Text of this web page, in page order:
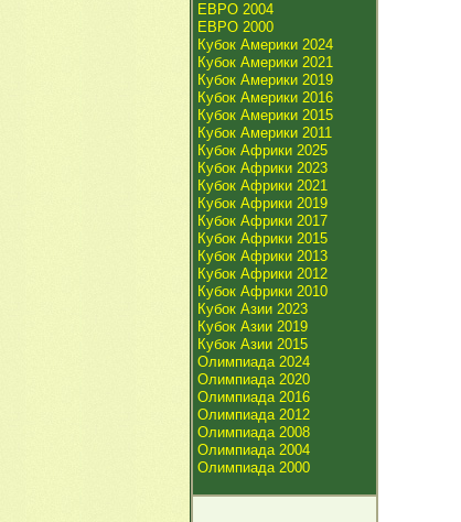
ЕВРО 2004
ЕВРО 2000
Кубок Америки 2024
Кубок Америки 2021
Кубок Америки 2019
Кубок Америки 2016
Кубок Америки 2015
Кубок Америки 2011
Кубок Африки 2025
Кубок Африки 2023
Кубок Африки 2021
Кубок Африки 2019
Кубок Африки 2017
Кубок Африки 2015
Кубок Африки 2013
Кубок Африки 2012
Кубок Африки 2010
Кубок Азии 2023
Кубок Азии 2019
Кубок Азии 2015
Олимпиада 2024
Олимпиада 2020
Олимпиада 2016
Олимпиада 2012
Олимпиада 2008
Олимпиада 2004
Олимпиада 2000